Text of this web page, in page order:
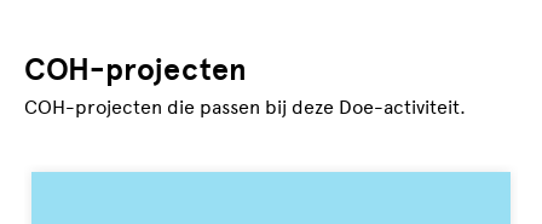
COH-projecten
COH-projecten die passen bij deze Doe-activiteit.